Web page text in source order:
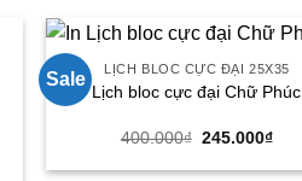
Sale LỊCH BLOC CỰC ĐẠI 25X35
Lịch bloc cực đại Chữ Phúc
400.000₫ Giá
là:
245.000₫Giá
tại